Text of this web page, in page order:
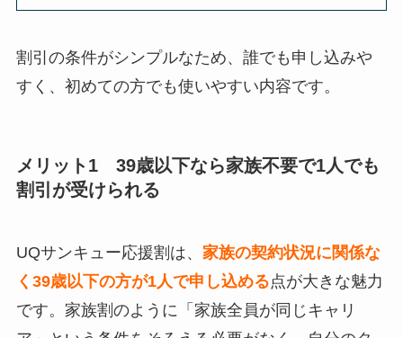
割引の条件がシンプルなため、誰でも申し込みや
すく、初めての方でも使いやすい内容です。
メリット1 39歳以下なら家族不要で1人でも
割引が受けられる
UQサンキュー応援割は、 家族の契約状況に関係な
く39歳以下の方が1人で申し込める点が大きな魅力
です。家族割のように「家族全員が同じキャリ